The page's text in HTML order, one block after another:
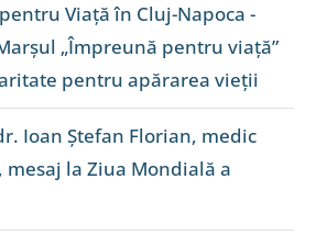
Viață în Cluj-Napoca -
„Împreună pentru viață”
pentru apărarea vieții
Ioan Ștefan Florian, medic
la Ziua Mondială a